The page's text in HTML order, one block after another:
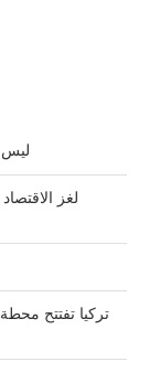
ليس
لغز